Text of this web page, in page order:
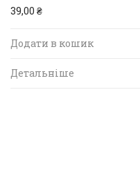
39,00 ₴
Додати в кошик
Детальніше